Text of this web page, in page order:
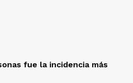
fue la incidencia más